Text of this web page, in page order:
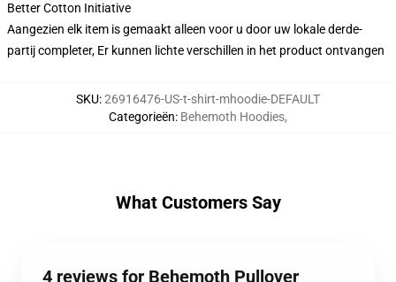
Better Cotton Initiative
Aangezien elk item is gemaakt alleen voor u door uw lokale derde-
partij completer, Er kunnen lichte verschillen in het product ontvangen
SKU:26916476-US-t-shirt-mhoodie-DEFAULT
Categorieën: Behemoth Hoodies,
What Customers Say
4 reviews for Behemoth Pullover